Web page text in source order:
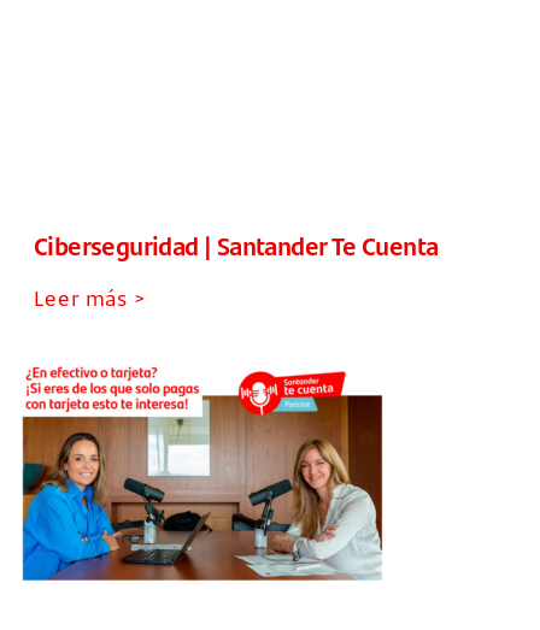
Ciberseguridad | Santander Te Cuenta
Leer más >